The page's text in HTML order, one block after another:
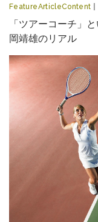
FeatureArticleContent
「ツアーコーチ」
岡靖雄のリアル